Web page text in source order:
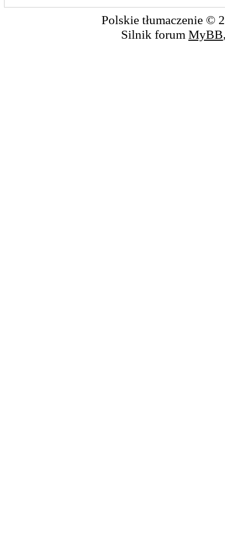
Polskie tłumaczenie ©
Silnik forum MyBB